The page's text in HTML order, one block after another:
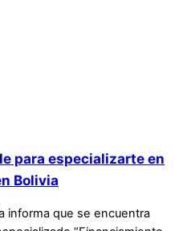
para especializarte en
Bolivia
informa que se encuentra